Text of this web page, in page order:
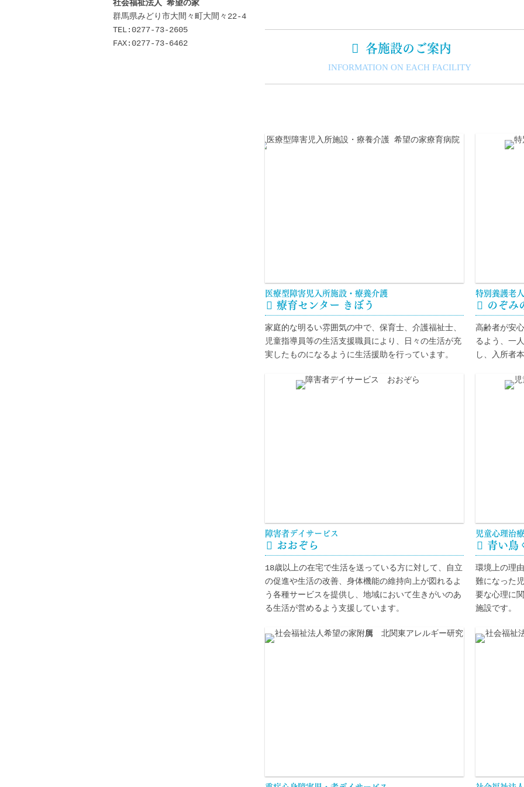
社会福祉法人 希望の家
群馬県みどり市大間々町大間々22-4
TEL:0277-73-2605
FAX:0277-73-6462
 各施設のご案内
INFORMATION ON EACH FACILITY
医療型障害児入所施設・療養介護
 療育センター きぼう
家庭的な明るい雰囲気の中で、保育士、介護福祉士、
児童指導員等の生活支援職員により、日々の生活が充
実したものになるように生活援助を行っています。
特別養護老
 のぞみ
高齢者が安
るよう、一
し、入所者
障害者デイサービス
 おおぞら
18歳以上の在宅で生活を送っている方に対して、自立
の促進や生活の改善、身体機能の維持向上が図れるよ
う各種サービスを提供し、地域において生きがいのあ
る生活が営めるよう支援しています。
児童心理治
 青い鳥
環境上の理
難になった
要な心理に
施設です。